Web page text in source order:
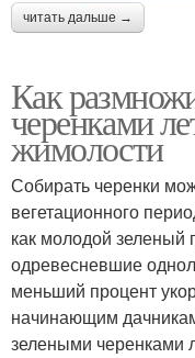
читать дальше →
Как
черенками
жимолости
Собирать черенки
вегетационного
как молодой зеленый
одревесневшие
меньший процент
начинающим
зелеными черенками